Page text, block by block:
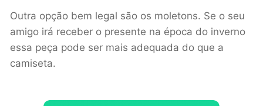
Outra opção bem legal são os moletons. Se o seu
amigo irá receber o presente na época do inverno
essa peça pode ser mais adequada do que a
camiseta.